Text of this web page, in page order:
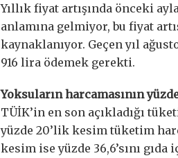
Yıllık fiyat artışında önceki
anlamına gelmiyor, bu fiyat
kaynaklanıyor. Geçen yıl
916 lira ödemek gerekti.
Yoksuların harcamasının yüzde
TÜİK’in en son açıkladığı
yüzde 20’lik kesim tüketim
kesim ise yüzde 36,6’sını